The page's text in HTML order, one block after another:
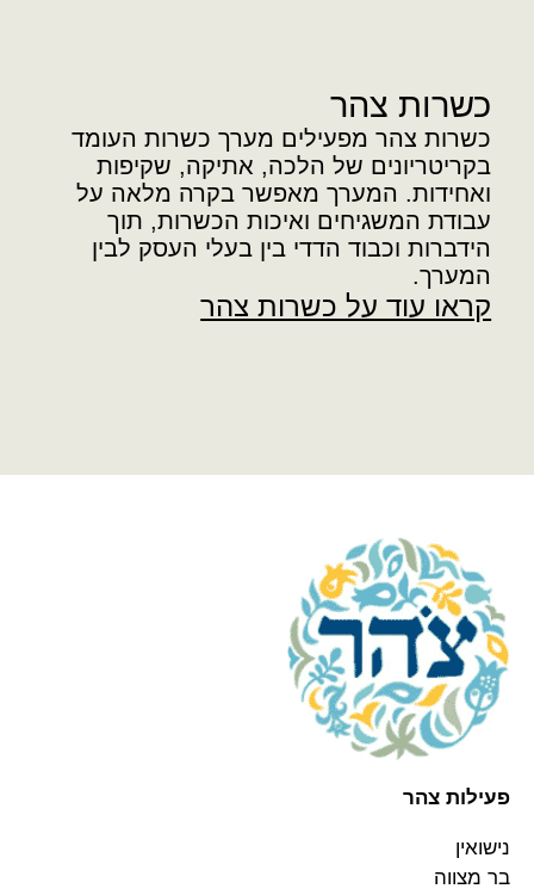
כשרות צהר
כשרות צהר מפעילים מערך כשרות העומד
בקריטריונים של הלכה, אתיקה, שקיפות
ואחידות. המערך מאפשר בקרה מלאה על
עבודת המשגיחים ואיכות הכשרות, תוך
הידברות וכבוד הדדי בין בעלי העסק לבין
המערך.
קראו עוד על כשרות צהר
פעילות צהר
נישואין
בר מצווה